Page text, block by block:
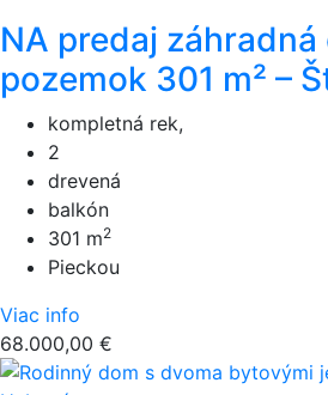
NA predaj záhradná
pozemok 301 m² –
kompletná rek,
2
drevená
balkón
301 m2
Pieckou
Viac info
68.000,00 €